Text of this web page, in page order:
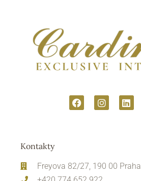
Kontakty
Freyova 82/27, 190 00 Praha